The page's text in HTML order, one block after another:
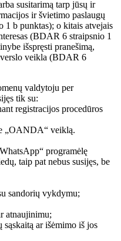
susitarimą tarp jūsų ir
ir švietimo paslaugų
1 b punktas); o kitais atvejais
(BDAR 6 straipsnio 1
išspręsti pranešimą,
veikla (BDAR 6
valdytoju per
tik su:
registracijos procedūros
„OANDA“ veiklą.
programėlę
taip pat nebus susijęs, be
sandorių vykdymu;
atnaujinimu;
ar išėmimo iš jos